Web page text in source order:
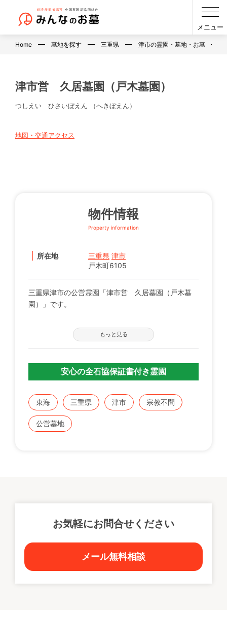
メニュー
Home 墓地を探す 三重県 津市の霊園・墓地・お墓
津市営 久居墓園（戸木墓園）
つしえい ひさいぼえん （へきぼえん）
地図・交通アクセス
物件情報
Property information
所在地 三重県 津市
戸木町6105
三重県津市の公営霊園「津市営 久居墓園（戸木墓
園）」です。
【募集の詳細について】
管轄の自治体窓口へお問い合わせください。
※募集は不定期で、申込に際する諸条件がございま
す。
てる、直す、引越すなどをご検討の方は、専門のスタ
ッフが無料でご相談をお受けします。
お気軽にみんなのお墓 お問い合わせ窓口【0120-12-
もっと見る
安心の全石協保証書付き霊園
東海 三重県 津市 宗教不問
公営墓地
お気軽にお問合せください
メール無料相談